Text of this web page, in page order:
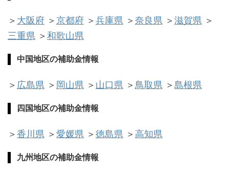
＞ 大阪府 ＞京都府 ＞兵庫県 ＞奈良県 ＞滋賀県 ＞
三重県 ＞和歌山県
中国地区の補助金情報
＞ 広島県 ＞ 岡山県 ＞ 山口県 ＞ 鳥取県 ＞島根県
四国地区の補助金情報
＞香川県 ＞愛媛県 ＞徳島県 ＞ 高知県
九州地区の補助金情報